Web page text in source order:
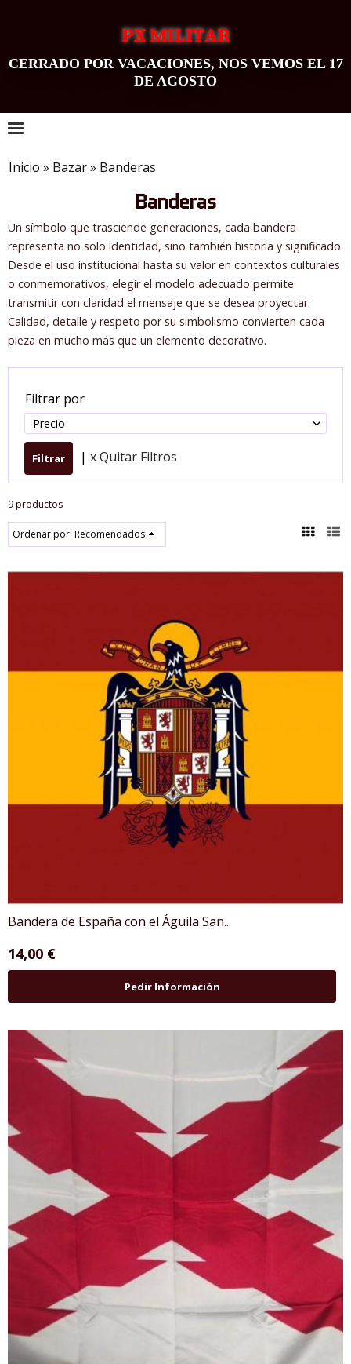
PX MILITAR
CERRADO POR VACACIONES, NOS VEMOS EL 17
DE AGOSTO
Inicio » Bazar» Banderas
Banderas
Un símbolo que trasciende generaciones, cada bandera
representa no solo identidad, sino también historia y significado.
Desde el uso institucional hasta su valor en contextos culturales
o conmemorativos, elegir el modelo adecuado permite
transmitir con claridad el mensaje que se desea proyectar.
Calidad, detalle y respeto por su simbolismo convierten cada
pieza en mucho más que un elemento decorativo.
Filtrar por
Precio
| x Quitar Filtros
9 productos
Ordenar por: Recomendados
Bandera de España con el Águila San...
14,00 €
Pedir Información